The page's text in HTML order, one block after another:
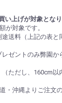
い上げが対象となり
が対象です。
送料（上記の表と
ゼントのみ弊園か
ただし、160cm以
・沖縄よりご注文